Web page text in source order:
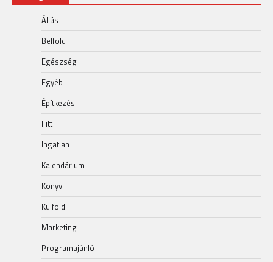
Állás
Belföld
Egészség
Egyéb
Építkezés
Fitt
Ingatlan
Kalendárium
Könyv
Külföld
Marketing
Programajánló